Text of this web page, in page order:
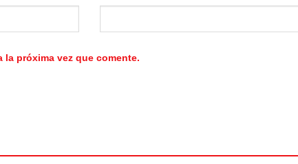
próxima vez que comente.